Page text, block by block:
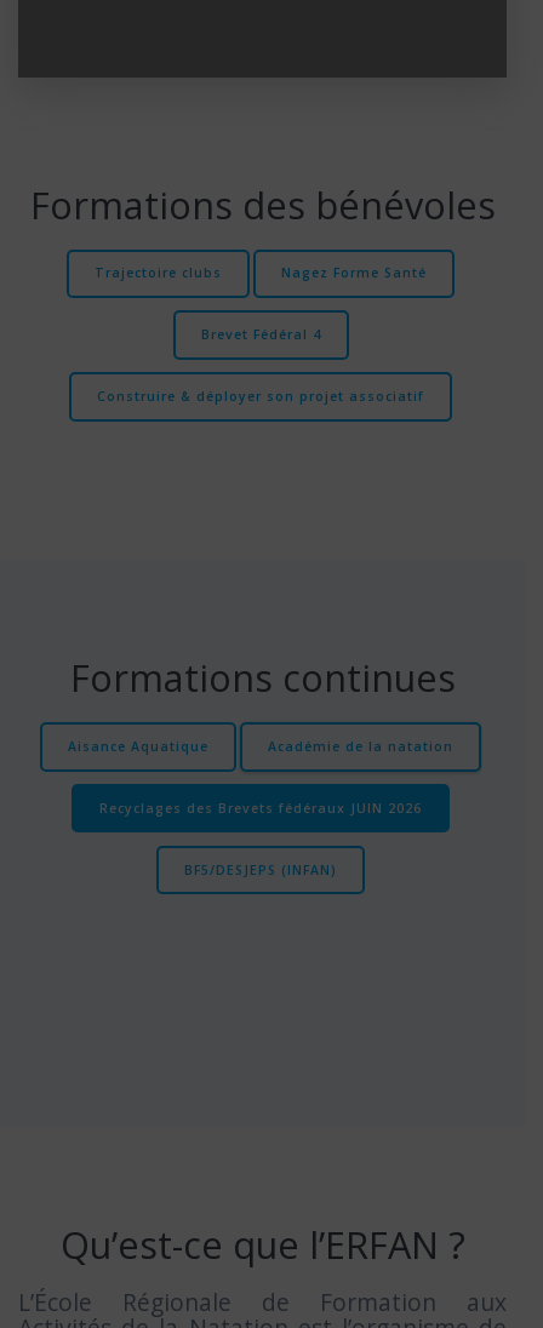
Formations des bénévoles
Trajectoire clubs Nagez Forme Santé
Brevet Fédéral 4
Construire & déployer son projet associatif
Formations continues
Aisance Aquatique Académie de la natation
Recyclages des Brevets fédéraux JUIN 2026
BF5/DESJEPS (INFAN)
Qu’est-ce que l’ERFAN ?
L’École Régionale de Formation aux